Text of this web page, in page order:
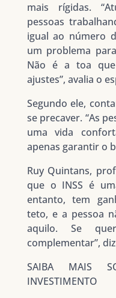
mais rígidas.
pessoas
igual ao número
um problema
Não é a toa
ajustes”, avalia o
Segundo ele,
se precaver. “As
uma vida
apenas garantir o
Ruy Quintans,
que o INSS é
entanto, tem
teto, e a pessoa
aquilo. Se
complementar”,
SAIBA MAIS
INVESTIMENTO